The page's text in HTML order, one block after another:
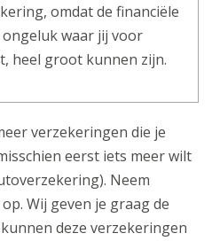
omdat de financiële
waar jij voor
heel groot kunnen zijn.
verzekeringen die je
eerst iets meer wilt
Neem
Wij geven je graag de
deze verzekeringen